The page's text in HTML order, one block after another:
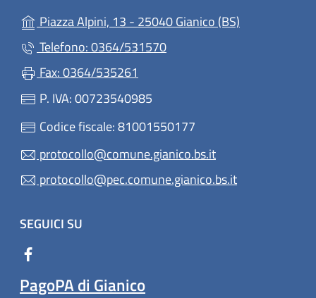
Piazza Alpini, 13 - 25040 Gianico (BS)
Telefono: 0364/531570
Fax: 0364/535261
P. IVA: 00723540985
Codice fiscale: 81001550177
protocollo@comune.gianico.bs.it
protocollo@pec.comune.gianico.bs.it
SEGUICI SU
PagoPA di Gianico